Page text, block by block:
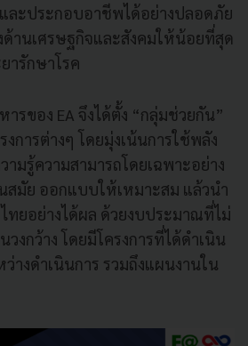
ละประกอบอาชีพได้อย่างปลอดภัย
านเศรษฐกิจและสังคมให้น้อยที่สุด
ารักษาโรค
รของ EA จึงได้ตั้ง “กลุ่มช่วยกัน”
การต่างๆ โดยมุ่งเน้นการใช้พลัง
มรู้ความสามารถโดยเฉพาะอย่าง
สมัย ออกแบบให้เหมาะสม แล้วนำ
ทยอย่างได้ผล ด้วยงบประมาณที่ไม่
งกว้าง โดยมีโครงการที่ได้ดำเนิน
างดำเนินการ รวมถึงแผนงานใน